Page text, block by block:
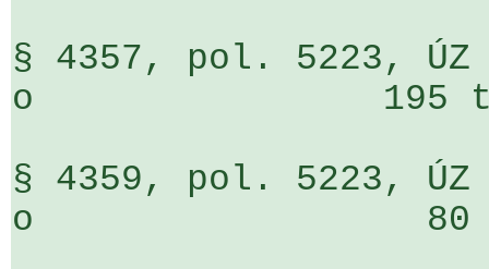
§ 4357, pol. 5223, ÚZ
o                195
§ 4359, pol. 5223, ÚZ
o                  80